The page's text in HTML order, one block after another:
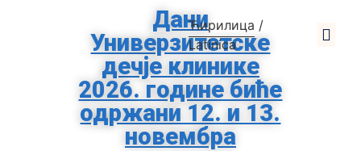
Ћирилица /
Latinica
Дани
Универзитетске
дечје клинике
2026. године биће
одржани 12. и 13.
новембра